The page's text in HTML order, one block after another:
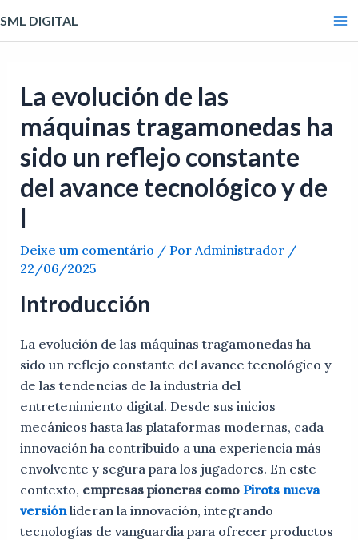
para
SML DIGITAL
La evolución de las
máquinas tragamonedas ha
sido un reflejo constante
del avance tecnológico y de
l
Deixe um comentário / Por Administrador /
22/06/2025
Introducción
La evolución de las máquinas tragamonedas ha
sido un reflejo constante del avance tecnológico y
de las tendencias de la industria del
entretenimiento digital. Desde sus inicios
mecánicos hasta las plataformas modernas, cada
innovación ha contribuido a una experiencia más
envolvente y segura para los jugadores. En este
contexto, empresas pioneras como Pirots nueva
versiónlideran la innovación, integrando
tecnologías de vanguardia para ofrecer productos
navigation